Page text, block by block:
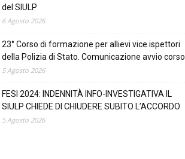
del SIULP
6 Agosto 2026
23° Corso di formazione per allievi vice ispettori
della Polizia di Stato. Comunicazione avvio corso
5 Agosto 2026
FESI 2024: INDENNITÀ INFO-INVESTIGATIVA IL
SIULP CHIEDE DI CHIUDERE SUBITO L’ACCORDO
5 Agosto 2026